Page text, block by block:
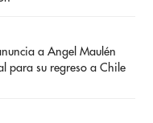
a Angel Maulén
para su regreso a Chile